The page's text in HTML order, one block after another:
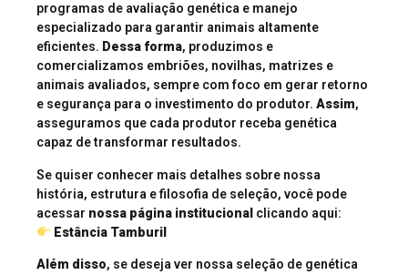
programas de avaliação genética e manejo
especializado para garantir animais altamente
eficientes. Dessa forma, produzimos e
comercializamos embriões, novilhas, matrizes e
animais avaliados, sempre com foco em gerar retorno
e segurança para o investimento do produtor. Assim,
asseguramos que cada produtor receba genética
capaz de transformar resultados.
Se quiser conhecer mais detalhes sobre nossa
história, estrutura e filosofia de seleção, você pode
acessar nossa página institucional clicando aqui:
Estância Tamburil
Além disso, se deseja ver nossa seleção de genética